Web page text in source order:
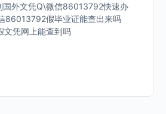
外文凭Q\微信86013792快速办
86013792假毕业证能查出来吗
凭网上能查到吗